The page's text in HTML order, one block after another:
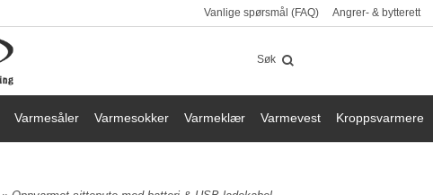
Vanlige spørsmål (FAQ) Angrer- & bytterett
Varmesåler Varmesokker Varmeklær Varmevest Kroppsvarmere